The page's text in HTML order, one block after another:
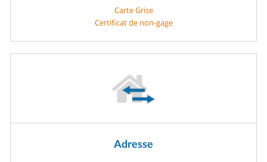
Carte Grise
Certificat de non-gage
Adresse